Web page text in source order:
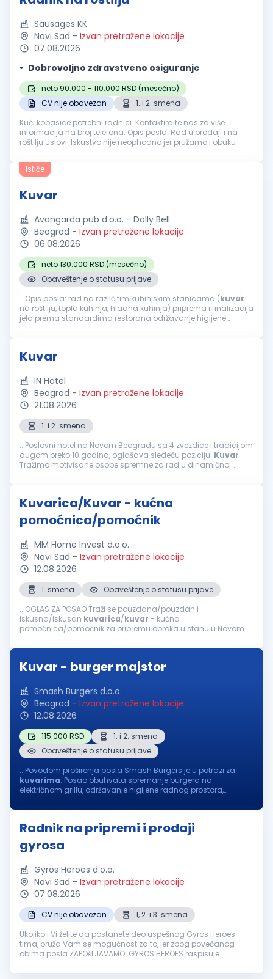
Sausages KK
Novi Sad - Izvan pretražene lokacije
07.08.2026
Dobrovoljno zdravstveno osiguranje
neto 90.000 - 110.000 RSD (mesečno)
CV nije obavezan
1. i 2. smena
Kući kobasice potrebni radnici. Kontaktirajte nas za više
informacija na broj telefona. Opis posla: Rad u prodaji i na
roštilju Uslovi: Iskustvo nije neophodno jer pružamo i obuku
Ističe
Kuvar
Avangarda pub d.o.o. - Dolly Bell
Beograd - Izvan pretražene lokacije
06.08.2026
neto 130.000 RSD (mesečno)
Obaveštenje o statusu prijave
...Opis posla: rad na različitim kuhinjskim stanicama (kuvar
na roštilju, topla kuhinja, hladna kuhinja) priprema i finalizacija
jela prema standardima restorana održavanje higijene
Kuvar
IN Hotel
Beograd - Izvan pretražene lokacije
21.08.2026
1. i 2. smena
...Poslovni hotel na Novom Beogradu sa 4 zvezdice i tradicijom
dugom preko 10 godina, oglašava sledeću poziciju: Kuvar
Tražimo motivisane osobe spremne za rad u dinamičnoj
Kuvarica/Kuvar - kućna
pomoćnica/pomoćnik
MM Home Invest d.o.o.
Novi Sad - Izvan pretražene lokacije
12.08.2026
1. smena
Obaveštenje o statusu prijave
...OGLAS ZA POSAO Traži se pouzdana/pouzdan i
iskusna/iskusan kuvarica/kuvar - kućna
pomoćnica/pomoćnik za pripremu obroka u stanu u Novom
i raznovrsnih jela (doručak i ručak). Nabavka...
Kuvar - burger majstor
Smash Burgers d.o.o.
Beograd - Izvan pretražene lokacije
12.08.2026
115.000 RSD
1. i 2. smena
Obaveštenje o statusu prijave
...Povodom proširenja posla Smash Burgers je u potrazi za
kuvarima. Posao obuhvata spremanje burgera na
električnom grillu, održavanje higijene radnog prostora,
smene: I smena...
Radnik na pripremi i prodaji
gyrosa
Gyros Heroes d.o.o.
Novi Sad - Izvan pretražene lokacije
07.08.2026
CV nije obavezan
1, 2. i 3. smena
Ukoliko i Vi želite da postanete deo uspešnog Gyros Heroes
tima, pruža Vam se mogućnost za to, jer zbog povećanog
obima posla ZAPOšLJAVAMO! GYROS HEROES raspisuje
Tražimo novog člana tima SA ...